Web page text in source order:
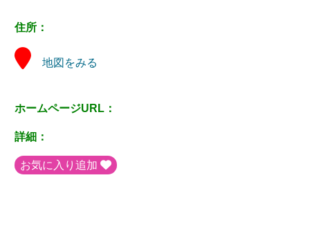
住所：
地図をみる
ホームページURL：
詳細：
お気に入り追加